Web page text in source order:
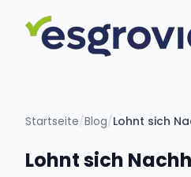
Startseite/Blog/Lohnt sich
Lohnt sich